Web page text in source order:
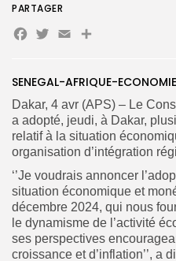
Search
for:
FR
SENEGAL-AFRIQUE-ECONOMIE
Dakar, 4 avr (APS) – Le
a adopté, jeudi, à Dakar,
relatif à la situation
organisation d’intégration
‘’Je voudrais annoncer
situation économique et
décembre 2024, qui nous
le dynamisme de l’activité
ses perspectives
croissance et d’inflation’’, a
PARTAGER
Facebook
Twitter
Email